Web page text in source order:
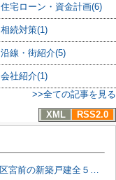
住宅ローン・資金計画(6)
相続対策(1)
沿線・街紹介(5)
会社紹介(1)
>>全ての記事を見る
XML
RSS2.0
写真で語る不動産！杉並区宮前の新築戸建全５棟♪♪